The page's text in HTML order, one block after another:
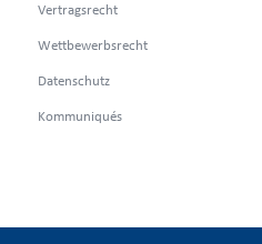
Vertragsrecht
Wettbewerbsrecht
Datenschutz
Kommuniqués